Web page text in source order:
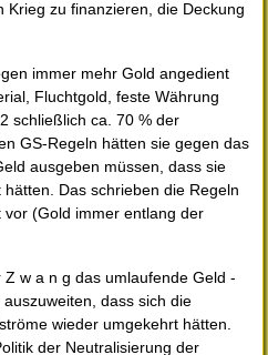
Krieg zu finanzieren, die Deckung
immer mehr Gold angedient
Fluchtgold, feste Währung
schließlich ca. 70 % der
GS-Regeln hätten sie gegen das
ausgeben müssen, dass sie
Das schrieben die Regeln
(Gold immer entlang der
w a n g das umlaufende Geld -
dass sich die
wieder umgekehrt hätten.
der Neutralisierung der